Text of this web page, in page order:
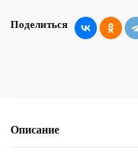
Поделиться
Описание